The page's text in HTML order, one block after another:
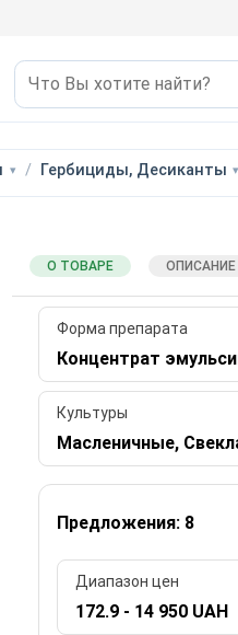
Гербициды, Десиканты
О ТОВАРЕ ОПИСАНИЕ
Форма препарата
Концентрат
Культуры
Масленичные,
Предложения: 8
Диапазон цен
172.9 - 14 950 UAH